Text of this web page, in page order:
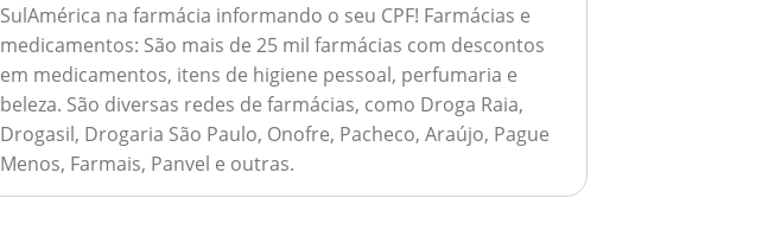
SulAmérica na farmácia informando o seu CPF! Farmácias e
medicamentos: São mais de 25 mil farmácias com descontos
em medicamentos, itens de higiene pessoal, perfumaria e
beleza. São diversas redes de farmácias, como Droga Raia,
Drogasil, Drogaria São Paulo, Onofre, Pacheco, Araújo, Pague
Menos, Farmais, Panvel e outras.